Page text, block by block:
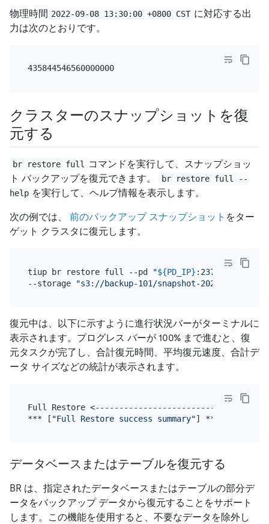
物理時間 2022-09-08 13:30:00 +0800 CST に対応する出
力は次のとおりです。
435844546560000000
クラスターのスナップショットを復
元する
br restore full
コマンドを実行して、スナップショッ
ト バックアップを復元できます。
br restore full --
help を実行して、ヘルプ情報を表示します。
次の例では、 前のバックアップ スナップショット をター
ゲット クラスタに復元します。
tiup br restore full --pd "${PD_IP} :2379"
--storage
"s3://backup-101/snapshot-
復元中は、以下に示すように進行状況バーがターミナルに
表示されます。プログレス バーが 100% まで進むと、復
元タスクが完了し、合計復元時間、平均復元速度、合計デ
ータ サイズなどの統計が表示されます。
Full Restore
*** [ "Full Restore success summary"
データベースまたはテーブルを復元する
BR は、指定されたデータベースまたはテーブルの部分デ
ータをバックアップ データから復元することをサポート
します。この機能を使用すると、不要なデータを除外し